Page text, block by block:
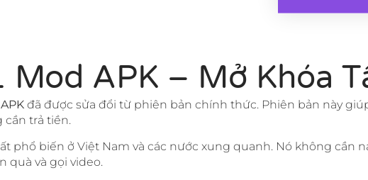
Mod APK – Mở Khóa
đã được sửa đổi từ phiên bản chính thức. Phiên bản này
cần trả tiền.
phổ biến ở Việt Nam và các nước xung quanh. Nó không cần
quà và gọi video.